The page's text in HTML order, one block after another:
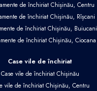
de închiriat Chișinău, Centru
de închiriat Chișinău, Rîșcani
de închiriat Chișinău, Buiucani
de închiriat Chișinău, Ciocana
Case vile de închiriat
Case vile de închiriat Chișinău
vile de închiriat Chișinău, Centru